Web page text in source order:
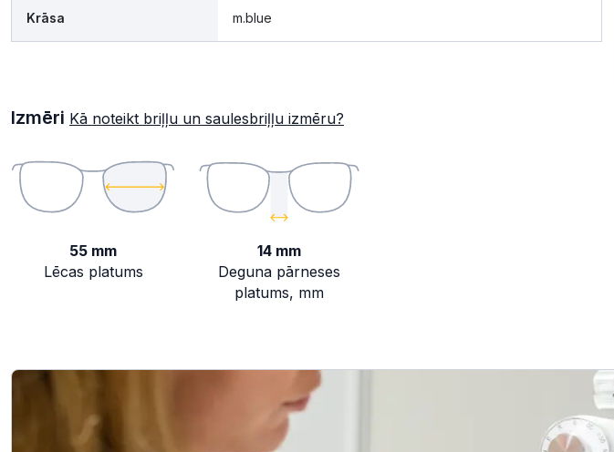
Krāsa m.blue
Izmēri Kā noteikt briļļu un saulesbriļļu izmēru?
55 mm
Lēcas platums
14 mm
Deguna pārneses
platums, mm